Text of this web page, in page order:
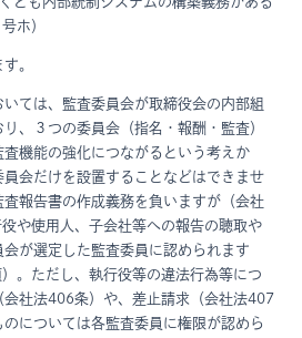
ホ）
。
ては、監査委員会が取締役会の内部組
、３つの委員会（指名・報酬・監査）
機能の強化につながるという考えか
会だけを設置することなどはできませ
報告書の作成義務を負いますが（会社
や使用人、子会社等への報告の聴取や
が選定した監査委員に認められます
。ただし、執行役等の違法行為等につ
会社法406条）や、差止請求（会社法407
については各監査委員に権限が認めら